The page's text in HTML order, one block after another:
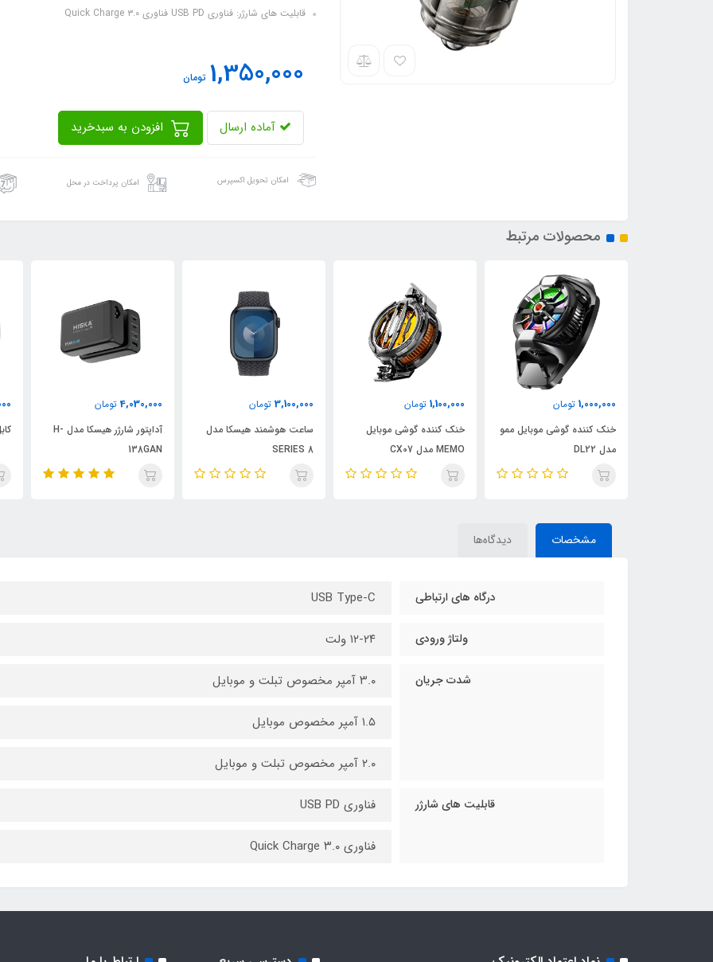
قابلیت های شارژر: فناوری USB PD فناوری Quick Charge ۳.۰
1,350,000 تومان
آماده ارسال
امکان تحویل اکسپرس امکان پرداخت در محل
محصولات مرتبط
1,100,000 تومان
خنک کننده گوشی موبایل
MEMO مدل CX07
3,100,000 تومان
ساعت هوشمند هیسکا مدل
SERIES 8
4,030,000 تومان
آداپتور شارژر هیسکا مدل H-
138GAN
450,000 تومان
کابل شارژ LX833cc هیسکا
مشخصات دیدگاه‌ها
درگاه های ارتباطی USB Type-C
ولتاژ ورودی ۱۲-۲۴ ولت
شدت جریان ۳.۰ آمپر مخصوص تبلت و موبایل
۱.۵ آمپر مخصوص موبایل
۲.۰ آمپر مخصوص تبلت و موبایل
قابلیت های شارژر فناوری USB PD
فناوری Quick Charge ۳.۰